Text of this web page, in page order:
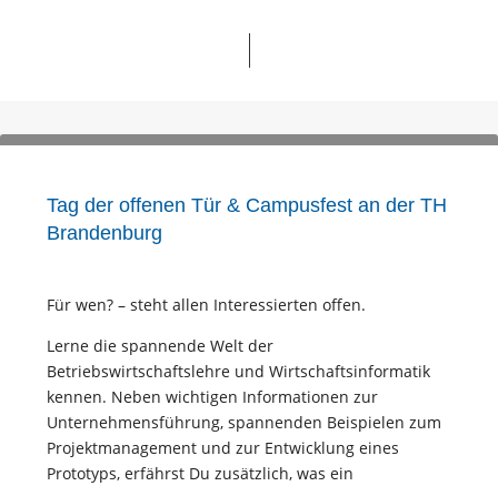
Tag der offenen Tür & Campusfest an der TH
Brandenburg
Für wen? – steht allen Interessierten offen.
Lerne die spannende Welt der
Betriebswirtschaftslehre und Wirtschaftsinformatik
kennen. Neben wichtigen Informationen zur
Unternehmensführung, spannenden Beispielen zum
Projektmanagement und zur Entwicklung eines
Prototyps, erfährst Du zusätzlich, was ein